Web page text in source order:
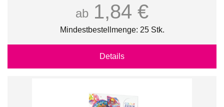
ab 1,84 €
Mindestbestellmenge: 25 Stk.
Details